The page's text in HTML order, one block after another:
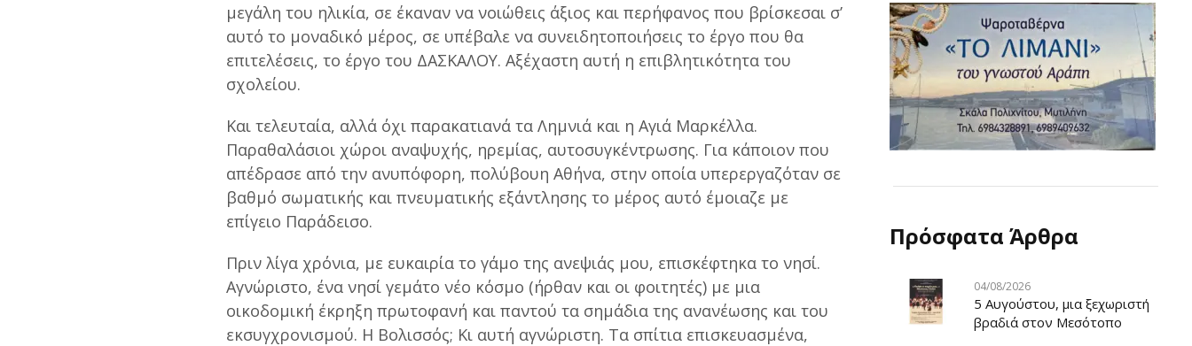
μεγάλη του ηλικία, σε έκαναν να νοιώθεις άξιος και περήφανος που βρίσκεσαι σ’
αυτό το μοναδικό μέρος, σε υπέβαλε να συνειδητοποιήσεις το έργο που θα
επιτελέσεις, το έργο του ΔΑΣΚΑΛΟΥ. Αξέχαστη αυτή η επιβλητικότητα του
σχολείου.
Και τελευταία, αλλά όχι παρακατιανά τα Λημνιά και η Αγιά Μαρκέλλα.
Παραθαλάσιοι χώροι αναψυχής, ηρεμίας, αυτοσυγκέντρωσης. Για κάποιον που
απέδρασε από την ανυπόφορη, πολύβουη Αθήνα, στην οποία υπερεργαζόταν σε
βαθμό σωματικής και πνευματικής εξάντλησης το μέρος αυτό έμοιαζε με
επίγειο Παράδεισο.
Πριν λίγα χρόνια, με ευκαιρία το γάμο της ανεψιάς μου, επισκέφτηκα το νησί.
Αγνώριστο, ένα νησί γεμάτο νέο κόσμο (ήρθαν και οι φοιτητές) με μια
οικοδομική έκρηξη πρωτοφανή και παντού τα σημάδια της ανανέωσης και του
εκσυγχρονισμού. Η Βολισσός; Κι αυτή αγνώριστη. Τα σπίτια επισκευασμένα,
Πρόσφατα Άρθρα
04/08/2026
5 Αυγούστου, μια ξεχωριστή
βραδιά στον Μεσότοπο